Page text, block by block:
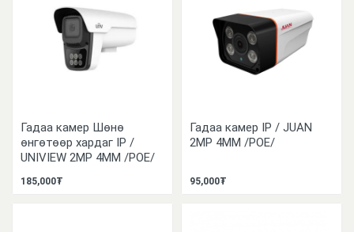
Гадаа камер Шөнө
өнгөтөөр хардаг IP /
UNIVIEW 2MP 4MM /POE/
185,000₮
Гадаа камер IP / JUAN
2MP 4MM /POE/
95,000₮